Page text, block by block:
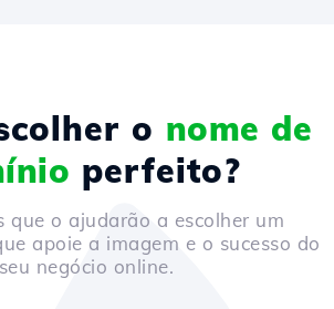
o nome de
perfeito?
que o ajudarão a escolher um
apoie a imagem e o sucesso do
seu negócio online.